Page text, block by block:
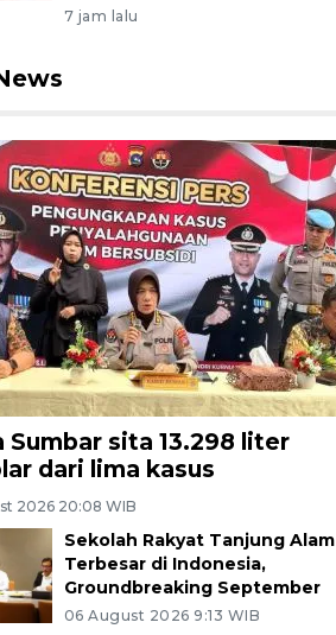
7 jam lalu
Sumbar sita 13.298 liter
dari lima kasus
2026 20:08 WIB
Sekolah Rakyat Tanjung Alam
Terbesar di Indonesia,
Groundbreaking September
06 August 2026 9:13 WIB